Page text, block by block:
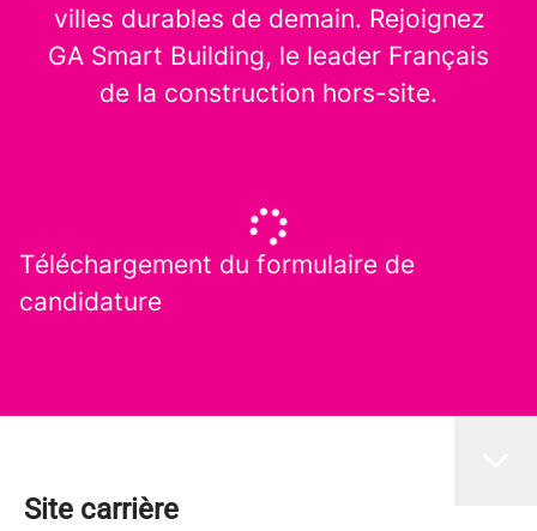
villes durables de demain. Rejoignez
GA Smart Building, le leader Français
de la construction hors-site.
Téléchargement du formulaire de
candidature
Site carrière